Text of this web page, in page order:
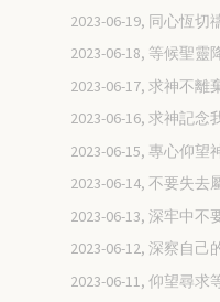
2023-06-19, 同心恆
2023-06-18, 等候聖
2023-06-17, 求神不
2023-06-16, 求神記
2023-06-15, 專心仰
2023-06-14, 不要失
2023-06-13, 深牢中
2023-06-12, 深察自
2023-06-11, 仰望尋